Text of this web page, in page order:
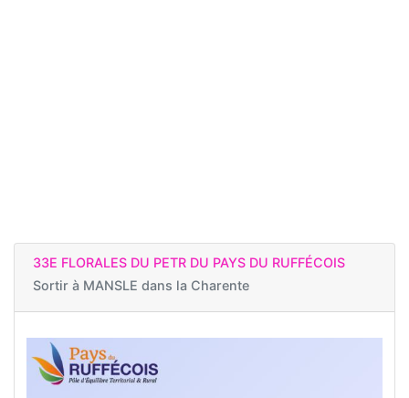
33E FLORALES DU PETR DU PAYS DU RUFFÉCOIS
Sortir à MANSLE dans la Charente